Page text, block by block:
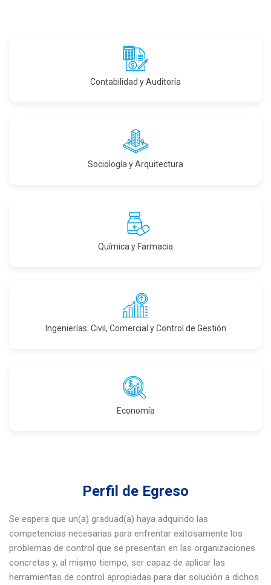
Contabilidad y Auditoría
Sociología y Arquitectura
Química y Farmacia
Ingenierías: Civil, Comercial y Control de Gestión
Economía
Perfil de Egreso
Se espera que un(a) graduad(a) haya adquirido las
competencias necesarias para enfrentar exitosamente los
problemas de control que se presentan en las organizaciones
concretas y, al mismo tiempo, ser capaz de aplicar las
herramientas de control apropiadas para dar solución a dichos